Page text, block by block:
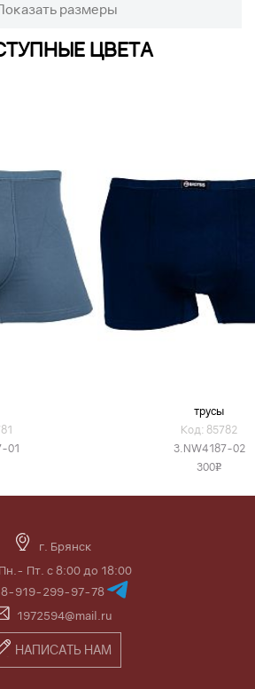
размеры
ЦВЕТА
01
трусы
Код: 85782
3.NW4187-02
300v
г. Брянск
Пн.- Пт. с 8:00 до 18:00
8-919-299-97-78
1972594@mail.ru
НАПИСАТЬ НАМ